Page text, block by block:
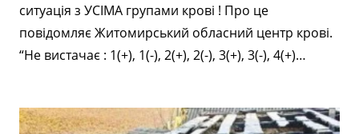
ситуація з УСІМА групами крові ! Про це
повідомляє Житомирський обласний центр крові.
“Не вистачає : 1(+), 1(-), 2(+), 2(-), 3(+), 3(-), 4(+)…